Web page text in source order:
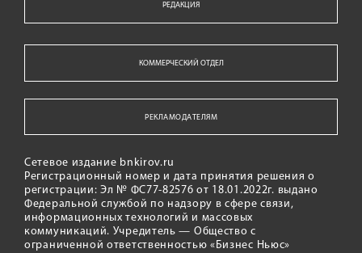
РЕДАКЦИЯ
КОММЕРЧЕСКИЙ ОТДЕЛ
РЕКЛАМОДАТЕЛЯМ
Сетевое издание bnkirov.ru
Регистрационный номер и дата принятия решения о
регистрации: Эл № ФС77-82576 от 18.01.2022г. выдано
Федеральной службой по надзору в сфере связи,
информационных технологий и массовых
коммуникаций. Учредитель — Общество с
ограниченной ответственностью «Бизнес Ньюс»